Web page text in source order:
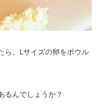
ら、Lサイズの卵をボウル
るんでしょうか？